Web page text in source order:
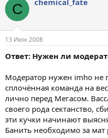
C chemical_fate
13 Июн 2008
Ответ: Нужен ли
Модератор нужен imho не
сплочённая команда на
лично перед Мегасом.
своего рода сектанство,
эти кучки начинают
Банить необходимо за мат